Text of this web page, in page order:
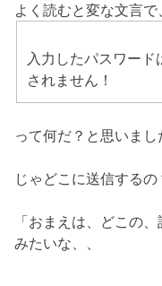
よく読むと変な文言で
入力したパスワー
されません！
って何だ？と思いまし
じゃどこに送信するの
「おまえは、どこの、
みたいな、、